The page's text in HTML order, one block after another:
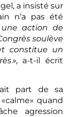
a insisté sur
n’a pas été
une action de
soulève
constitue un
», a-t-il écrit
part de sa
quand
agression